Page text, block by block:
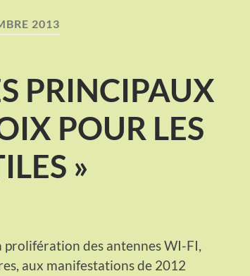
2013
PRINCIPAUX
POUR LES
»
prolifération des antennes WI-FI,
aux manifestations de 2012